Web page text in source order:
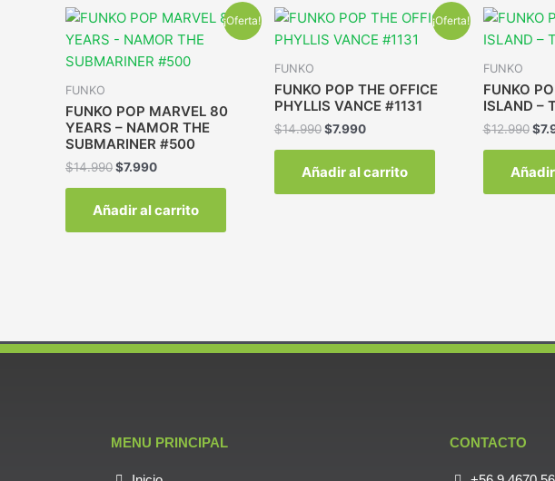
¡Oferta!
FUNKO
FUNKO POP MARVEL 80
YEARS – NAMOR THE
SUBMARINER #500
$14.990$7.990
Añadir al carrito
¡Oferta!
FUNKO
FUNKO POP THE OFFICE
PHYLLIS VANCE #1131
$14.990 $7.990
Añadir al carrito
FUNKO
FUNKO
ISLAND –
$12.990 $
MENU PRINCIPAL CONTACTO